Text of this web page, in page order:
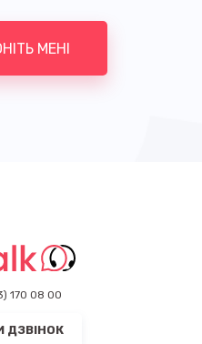
МЕНІ
170 08 00
ДЗВІНОК